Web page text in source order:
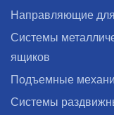
Направляющие
Cистемы
ящиков
Подъемные
Системы